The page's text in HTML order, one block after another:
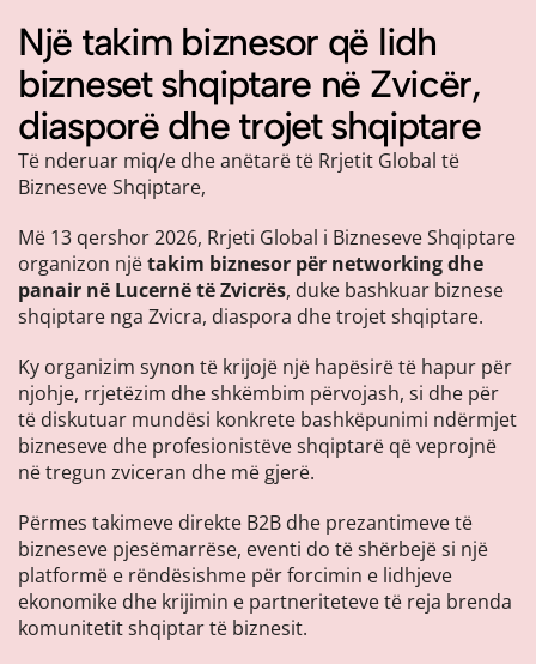
Një takim biznesor që lidh
bizneset shqiptare në Zvicër,
diasporë dhe trojet shqiptare
Të nderuar miq/e dhe anëtarë të Rrjetit Global të
Bizneseve Shqiptare,
Më 13 qershor 2026, Rrjeti Global i Bizneseve Shqiptare
organizon njëtakim biznesor për networking dhe
panair në Lucernë të Zvicrës, duke bashkuar biznese
shqiptare nga Zvicra, diaspora dhe trojet shqiptare.
Ky organizim synon të krijojë një hapësirë të hapur për
njohje, rrjetëzim dhe shkëmbim përvojash, si dhe për
të diskutuar mundësi konkrete bashkëpunimi ndërmjet
bizneseve dhe profesionistëve shqiptarë që veprojnë
në tregun zviceran dhe më gjerë.
Përmes takimeve direkte B2B dhe prezantimeve të
bizneseve pjesëmarrëse, eventi do të shërbejë si një
platformë e rëndësishme për forcimin e lidhjeve
ekonomike dhe krijimin e partneriteteve të reja brenda
komunitetit shqiptar të biznesit.